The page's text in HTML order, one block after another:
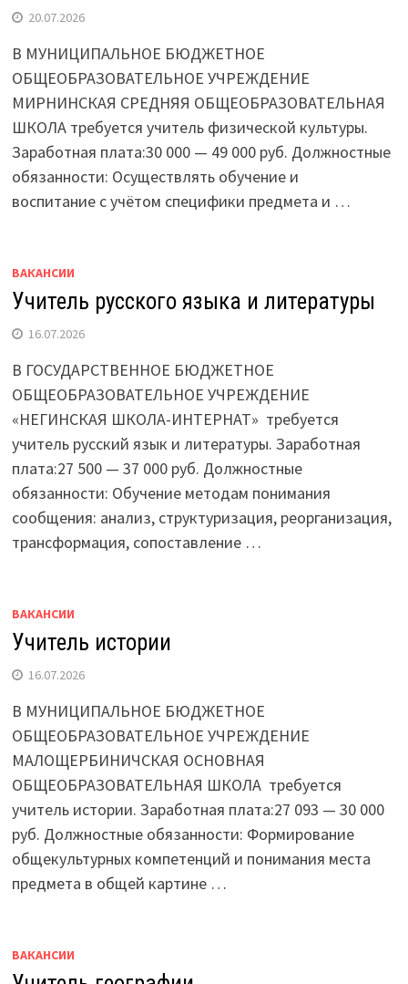
20.07.2026
В МУНИЦИПАЛЬНОЕ БЮДЖЕТНОЕ
ОБЩЕОБРАЗОВАТЕЛЬНОЕ УЧРЕЖДЕНИЕ
МИРНИНСКАЯ СРЕДНЯЯ ОБЩЕОБРАЗОВАТЕЛЬНАЯ
ШКОЛА требуется учитель физической культуры.
Заработная плата:30 000 — 49 000 руб. Должностные
обязанности: Осуществлять обучение и
воспитание с учётом специфики предмета и …
ВАКАНСИИ
Учитель русского языка и литературы
16.07.2026
В ГОСУДАРСТВЕННОЕ БЮДЖЕТНОЕ
ОБЩЕОБРАЗОВАТЕЛЬНОЕ УЧРЕЖДЕНИЕ
«НЕГИНСКАЯ ШКОЛА-ИНТЕРНАТ» требуется
учитель русский язык и литературы. Заработная
плата:27 500 — 37 000 руб. Должностные
обязанности: Обучение методам понимания
сообщения: анализ, структуризация, реорганизация,
трансформация, сопоставление …
ВАКАНСИИ
Учитель истории
16.07.2026
В МУНИЦИПАЛЬНОЕ БЮДЖЕТНОЕ
ОБЩЕОБРАЗОВАТЕЛЬНОЕ УЧРЕЖДЕНИЕ
МАЛОЩЕРБИНИЧСКАЯ ОСНОВНАЯ
ОБЩЕОБРАЗОВАТЕЛЬНАЯ ШКОЛА требуется
учитель истории. Заработная плата:27 093 — 30 000
руб. Должностные обязанности: Формирование
общекультурных компетенций и понимания места
предмета в общей картине …
ВАКАНСИИ